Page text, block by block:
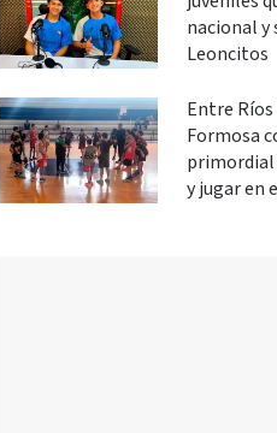
nacional y
Leoncitos
Entre Ríos
Formosa
primordial
y jugar en